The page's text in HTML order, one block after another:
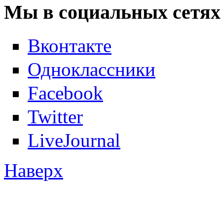
Мы в социальных
Вконтакте
Одноклассники
Facebook
Twitter
LiveJournal
Наверх